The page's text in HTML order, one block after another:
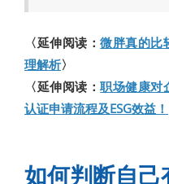
〈延伸阅读：微胖真的比
理解析〉
〈延伸阅读：职场健康对
认证申请流程及ESG效益！
如何判断自己